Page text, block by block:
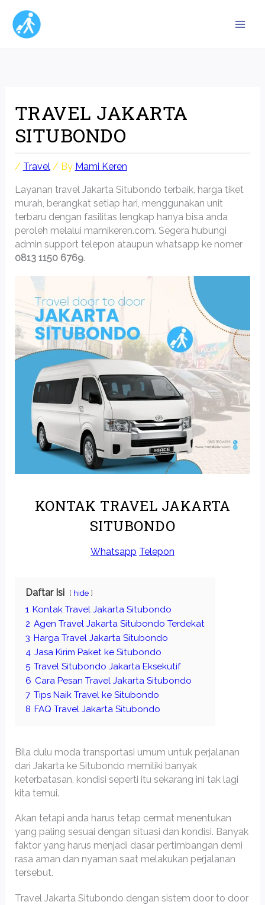
content
TRAVEL JAKARTA
SITUBONDO
/ Travel/ By Mami Keren
Layanan travel Jakarta Situbondo terbaik, harga tiket
murah, berangkat setiap hari, menggunakan unit
terbaru dengan fasilitas lengkap hanya bisa anda
peroleh melalui mamikeren.com. Segera hubungi
admin support telepon ataupun whatsapp ke nomer
0813 1150 6769.
KONTAK TRAVEL JAKARTA
SITUBONDO
Whatsapp Telepon
Daftar Isi hide
1 Kontak Travel Jakarta Situbondo
2 Agen Travel Jakarta Situbondo Terdekat
3 Harga Travel Jakarta Situbondo
4 Jasa Kirim Paket ke Situbondo
5 Travel Situbondo Jakarta Eksekutif
6 Cara Pesan Travel Jakarta Situbondo
7 Tips Naik Travel ke Situbondo
8 FAQ Travel Jakarta Situbondo
Bila dulu moda transportasi umum untuk perjalanan
dari Jakarta ke Situbondo memiliki banyak
keterbatasan, kondisi seperti itu sekarang ini tak lagi
kita temui.
Akan tetapi anda harus tetap cermat menentukan
yang paling sesuai dengan situasi dan kondisi. Banyak
faktor yang harus menjadi dasar pertimbangan demi
rasa aman dan nyaman saat melakukan perjalanan
tersebut.
Travel Jakarta Situbondo dengan sistem door to door